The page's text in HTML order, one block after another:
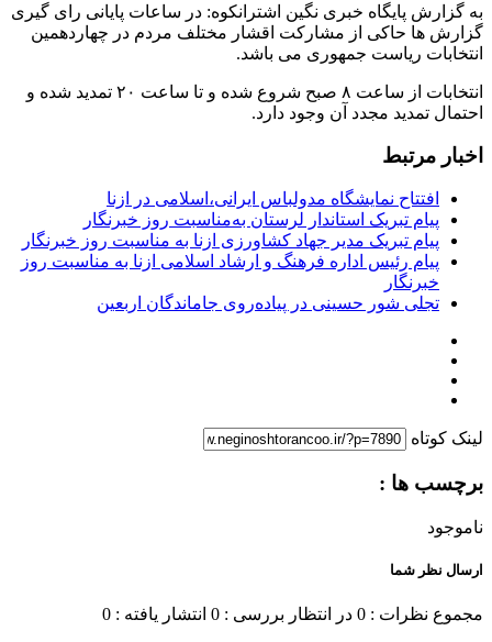
به گزارش پایگاه خبری نگین اشترانکوه: در ساعات پایانی رای گیری
گزارش ها حاکی از مشارکت اقشار مختلف مردم در چهاردهمین
انتخابات ریاست جمهوری می باشد.
انتخابات از ساعت ۸ صبح شروع شده و تا ساعت ۲۰ تمدید شده و
احتمال تمدید مجدد آن وجود دارد.
اخبار مرتبط
افتتاح نمایشگاه مدولباس ایرانی،اسلامی در ازنا
پیام تبریک استاندار لرستان به‌مناسبت روز خبرنگار
پیام تبریک مدیر جهاد کشاورزی ازنا به مناسبت روز خبرنگار
پیام رئیس اداره فرهنگ و ارشاد اسلامی ازنا به مناسبت روز
خبرنگار
تجلی شور حسینی در پیاده‌روی جاماندگان اربعین
لینک کوتاه
برچسب ها :
ناموجود
ارسال نظر شما
مجموع نظرات : 0 در انتظار بررسی : 0 انتشار یافته : 0